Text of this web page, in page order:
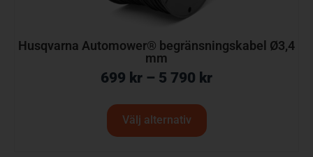
Husqvarna Automower® begränsningskabel Ø3,4
mm
699 kr – 5 790 kr
Välj alternativ